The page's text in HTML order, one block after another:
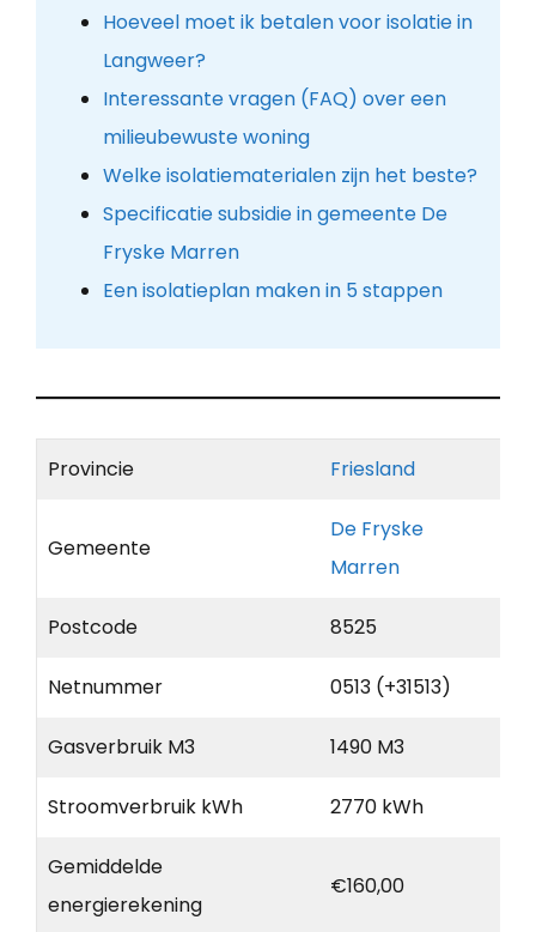
Hoeveel moet ik betalen voor isolatie in
Langweer?
Interessante vragen (FAQ) over een
milieubewuste woning
Welke isolatiematerialen zijn het beste?
Specificatie subsidie in gemeente De
Fryske Marren
Een isolatieplan maken in 5 stappen
Provincie Friesland
Gemeente
De Fryske
Marren
Postcode 8525
Netnummer 0513 (+31513)
Gasverbruik M3 1490 M3
Stroomverbruik kWh 2770 kWh
Gemiddelde
energierekening
€160,00